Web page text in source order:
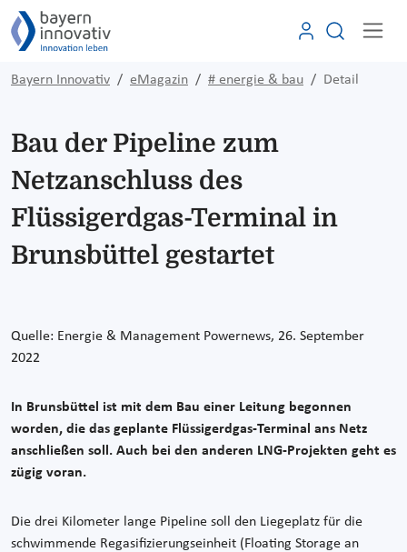
Bayern Innovativ eMagazin # energie & bau Detail
Bau der Pipeline zum
Netzanschluss des
Flüssigerdgas-Terminal in
Brunsbüttel gestartet
Quelle: Energie & Management Powernews, 26. September
2022
In Brunsbüttel ist mit dem Bau einer Leitung begonnen
worden, die das geplante Flüssigerdgas-Terminal ans Netz
anschließen soll. Auch bei den anderen LNG-Projekten geht es
zügig voran.
Die drei Kilometer lange Pipeline soll den Liegeplatz für die
schwimmende Regasifizierungseinheit (Floating Storage an